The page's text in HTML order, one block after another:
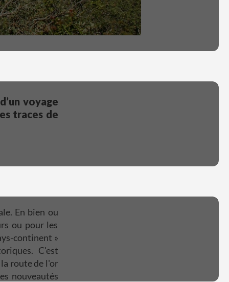
voyage
traces de
En bien ou
ou pour les
continent »
C'est
route de l'or
nouveautés